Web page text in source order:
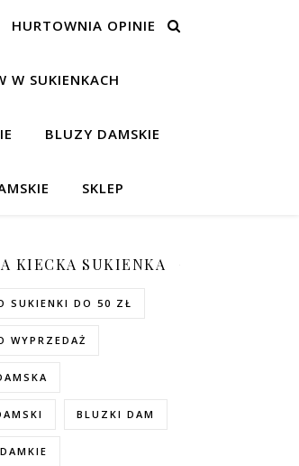
HURTOWNIA OPINIE
W SUKIENKACH
BLUZY DAMSKIE
SKLEP
KIECKA SUKIENKA
SUKIENKI DO 50 ZŁ
WYPRZEDAŻ
BLUZKI DAM